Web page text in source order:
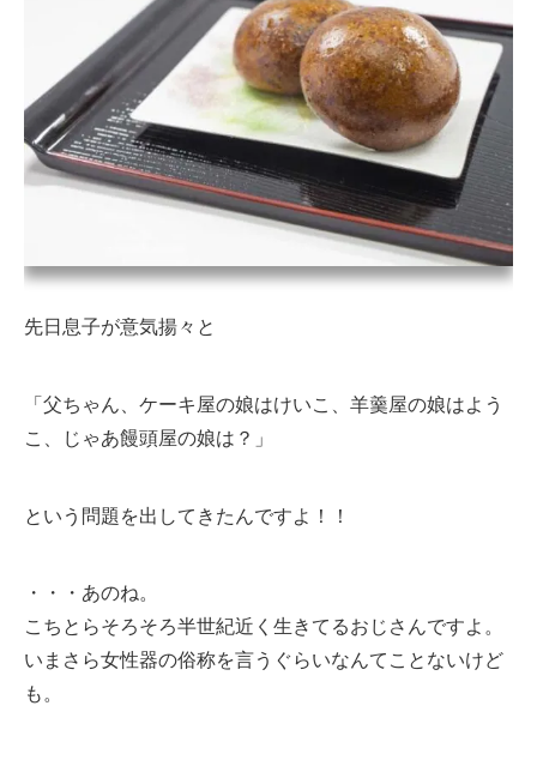
先日息子が意気揚々と
「父ちゃん、ケーキ屋の娘はけいこ、羊羹屋の娘はよう
こ、じゃあ饅頭屋の娘は？」
という問題を出してきたんですよ！！
・・・あのね。
こちとらそろそろ半世紀近く生きてるおじさんですよ。
いまさら女性器の俗称を言うぐらいなんてことないけど
も。